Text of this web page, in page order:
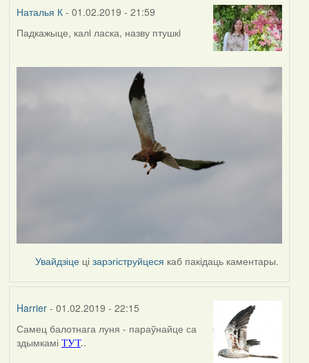
Наталья К- 01.02.2019 - 21:59
Падкажыце, калi ласка, назву птушкi
Увайдзіце цізарэгіструйцеся каб пакідаць каментары.
Harrier- 01.02.2019 - 22:15
In
reply
Самец балотнага луня - параўнайце са
здымкамі ТУТ..